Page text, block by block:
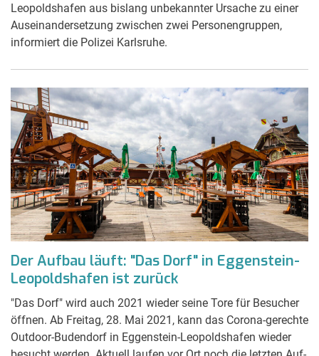
Leopoldshafen aus bislang unbekannter Ursache zu einer
Auseinandersetzung zwischen zwei Personengruppen,
informiert die Polizei Karlsruhe.
Der Aufbau läuft: "Das Dorf" in Eggenstein-
Leopoldshafen ist zurück
"Das Dorf" wird auch 2021 wieder seine Tore für Besucher
öffnen. Ab Freitag, 28. Mai 2021, kann das Corona-gerechte
Outdoor-Budendorf in Eggenstein-Leopoldshafen wieder